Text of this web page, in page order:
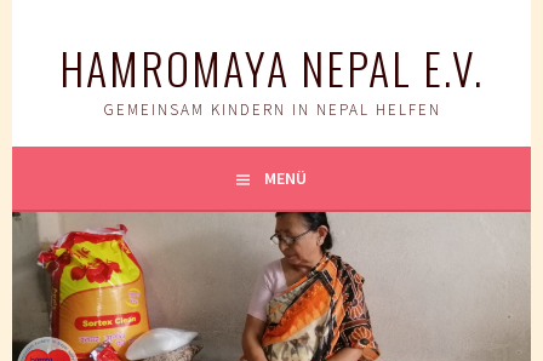
HAMROMAYA NEPAL E.V.
GEMEINSAM KINDERN IN NEPAL HELFEN
MENÜ